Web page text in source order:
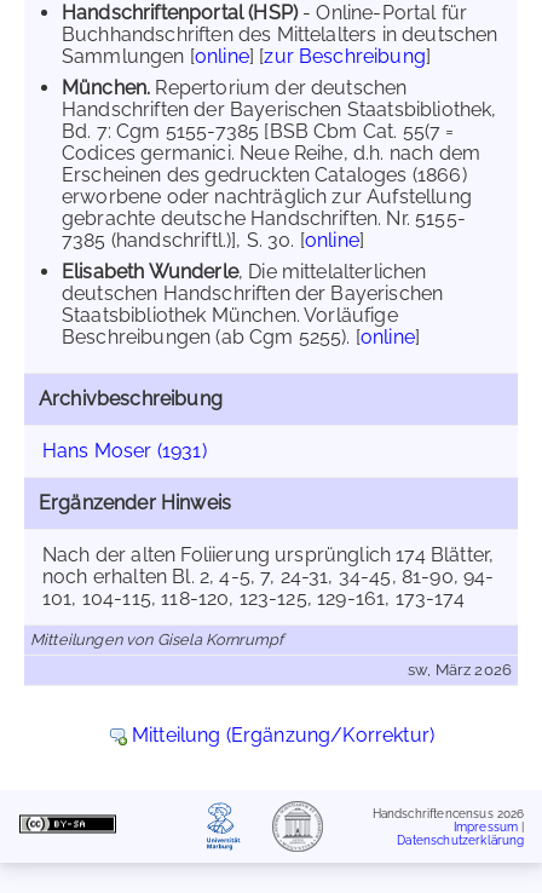
Handschriftenportal (HSP)- Online-Portal für
Buchhandschriften des Mittelalters in deutschen
Sammlungen [online] [zur Beschreibung]
München. Repertorium der deutschen
Handschriften der Bayerischen Staatsbibliothek,
Bd. 7: Cgm 5155-7385 [BSB Cbm Cat. 55(7 =
Codices germanici. Neue Reihe, d.h. nach dem
Erscheinen des gedruckten Cataloges (1866)
erworbene oder nachträglich zur Aufstellung
gebrachte deutsche Handschriften. Nr. 5155-
7385 (handschriftl.)], S. 30. [online]
Elisabeth Wunderle, Die mittelalterlichen
deutschen Handschriften der Bayerischen
Staatsbibliothek München. Vorläufige
Beschreibungen (ab Cgm 5255). [online]
Archivbeschreibung
Hans Moser (1931)
Ergänzender Hinweis
Nach der alten Foliierung ursprünglich 174 Blätter,
noch erhalten Bl. 2, 4-5, 7, 24-31, 34-45, 81-90, 94-
101, 104-115, 118-120, 123-125, 129-161, 173-174
Mitteilungen von Gisela Kornrumpf
sw, März 2026
Mitteilung (Ergänzung/Korrektur)
Handschriftencensus 2026
Impressum
Datenschutzerklärung